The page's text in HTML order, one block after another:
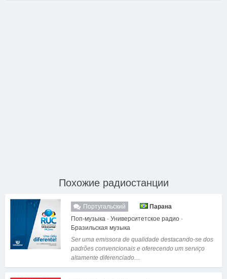
Похожие радиостанции
Португальский
Парана
Поп-музыка · Университетское радио ·
Бразильская музыка
Ser uma emissora de qualidade destacando-se dos
padrões convencionais e oferecendo um serviço
altamente diferenciado....